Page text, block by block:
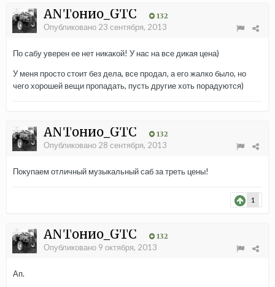
ANTонио_GTC 132
Опубликовано 23 сентября, 2013
По сабу уверен ее нет никакой! У нас на все дикая цена)
У меня просто стоит без дела, все продал, а его жалко было, но
чего хорошей вещи пропадать, пусть другие хоть порадуются)
ANTонио_GTC 132
Опубликовано 28 сентября, 2013
Покупаем отличный музыкальный саб за треть цены!
1
ANTонио_GTC 132
Опубликовано 9 октября, 2013
Ап.